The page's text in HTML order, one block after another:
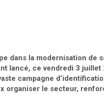
dans la modernisation de
lancé, ce vendredi 3 juillet
campagne
organiser le secteur,